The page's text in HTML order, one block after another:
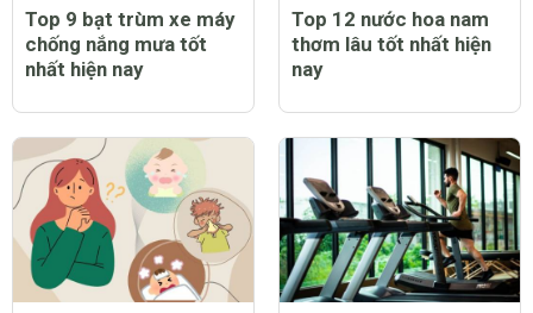
Top 9 bạt trùm xe máy
chống nắng mưa tốt
nhất hiện nay
Top 12 nước hoa nam
thơm lâu tốt nhất hiện
nay